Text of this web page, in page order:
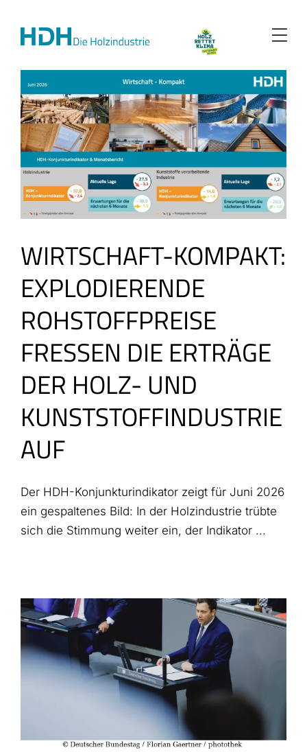
Inhalt
springen
WIRTSCHAFT-KOMPAKT:
EXPLODIERENDE
ROHSTOFFPREISE
FRESSEN DIE ERTRÄGE
DER HOLZ- UND
KUNSTSTOFFINDUSTRIE
AUF
Der HDH-Konjunkturindikator zeigt für Juni 2026
ein gespaltenes Bild: In der Holzindustrie trübte
sich die Stimmung weiter ein, der Indikator ...